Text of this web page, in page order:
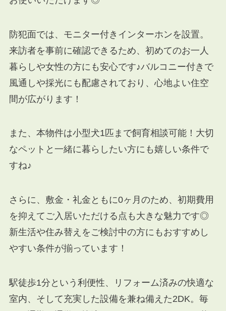
防犯面では、モニター付きインターホンを設置。
来訪者を事前に確認できるため、初めてのお一人
暮らしや女性の方にも安心です♪バルコニー付きで
風通しや採光にも配慮されており、心地よい住空
間が広がります！
また、本物件は小型犬1匹まで飼育相談可能！大切
なペットと一緒に暮らしたい方にも嬉しい条件で
すね♪
さらに、敷金・礼金ともに0ヶ月のため、初期費用
を抑えてご入居いただける点も大きな魅力です◎
新生活や住み替えをご検討中の方にもおすすめし
やすい条件が揃っています！
駅徒歩1分という利便性、リフォーム済みの快適な
室内、そして充実した設備を兼ね備えた2DK。毎